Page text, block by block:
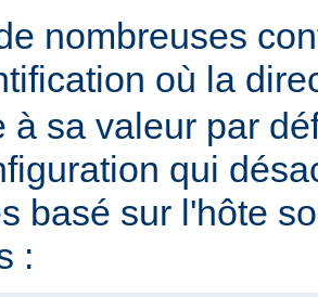
nombreuses
où la
à sa valeur par
qui
basé sur l'hôte
: